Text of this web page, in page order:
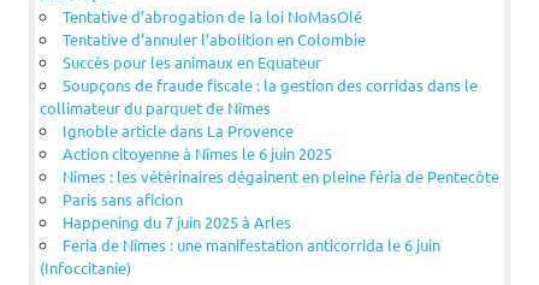
Tentative d’abrogation de la loi NoMasOlé
Tentative d’annuler l’abolition en Colombie
Succès pour les animaux en Equateur
Soupçons de fraude fiscale : la gestion des corridas dans le
collimateur du parquet de Nîmes
Ignoble article dans La Provence
Action citoyenne à Nîmes le 6 juin 2025
Nîmes : les vétérinaires dégainent en pleine féria de Pentecôte
Paris sans aficion
Happening du 7 juin 2025 à Arles
Feria de Nîmes : une manifestation anticorrida le 6 juin
(Infoccitanie)